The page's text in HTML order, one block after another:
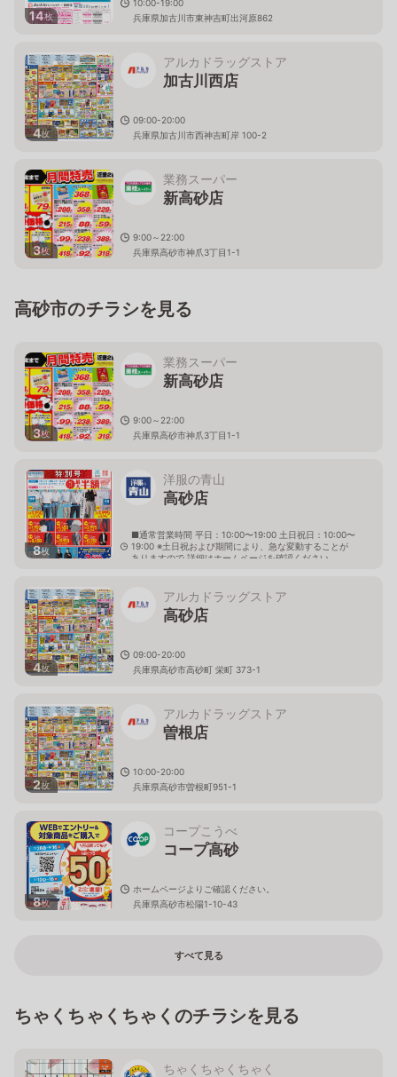
14枚
10:00-19:00
兵庫県加古川市東神吉町出河原862
4枚
アルカドラッグストア
加古川西店
09:00-20:00
兵庫県加古川市西神吉町岸 100-2
3枚
業務スーパー
新高砂店
9:00～22:00
兵庫県高砂市神爪3丁目1-1
高砂市のチラシを見る
3枚
業務スーパー
新高砂店
9:00～22:00
兵庫県高砂市神爪3丁目1-1
8枚
洋服の青山
高砂店
■通常営業時間 平日：10:00〜19:00 土日祝日：10:00〜
19:00 ※土日祝および期間により、急な変動することが
ありますので 詳細はホームページを確認ください
4枚
アルカドラッグストア
高砂店
09:00-20:00
兵庫県高砂市高砂町 栄町 373-1
2枚
アルカドラッグストア
曽根店
10:00-20:00
兵庫県高砂市曽根町951-1
8枚
コープこうべ
コープ高砂
ホームページよりご確認ください。
兵庫県高砂市松陽1-10-43
すべて見る
ちゃくちゃくちゃくのチラシを見る
ちゃくちゃくちゃく